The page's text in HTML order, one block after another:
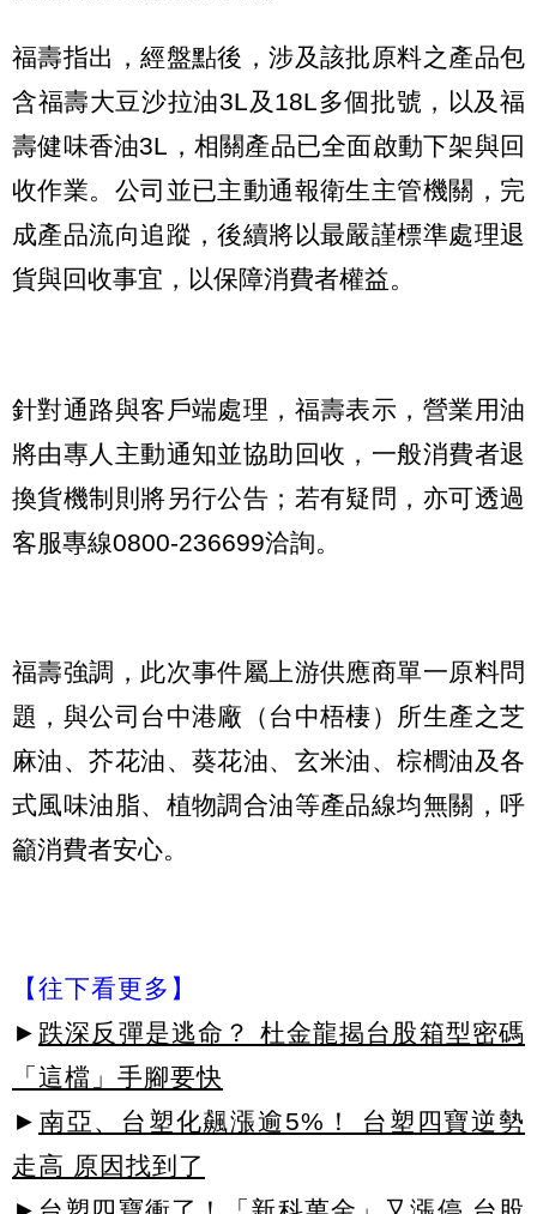
福壽指出，經盤點後，涉及該批原料之產品包
含福壽大豆沙拉油3L及18L多個批號，以及福
壽健味香油3L，相關產品已全面啟動下架與回
收作業。公司並已主動通報衛生主管機關，完
成產品流向追蹤，後續將以最嚴謹標準處理退
貨與回收事宜，以保障消費者權益。
針對通路與客戶端處理，福壽表示，營業用油
將由專人主動通知並協助回收，一般消費者退
換貨機制則將另行公告；若有疑問，亦可透過
客服專線0800-236699洽詢。
福壽強調，此次事件屬上游供應商單一原料問
題，與公司台中港廠（台中梧棲）所生產之芝
麻油、芥花油、葵花油、玄米油、棕櫚油及各
式風味油脂、植物調合油等產品線均無關，呼
籲消費者安心。
【往下看更多】
► 跌深反彈是逃命？ 杜金龍揭台股箱型密碼
「這檔」手腳要快
► 南亞、台塑化飆漲逾5%！ 台塑四寶逆勢
走高 原因找到了